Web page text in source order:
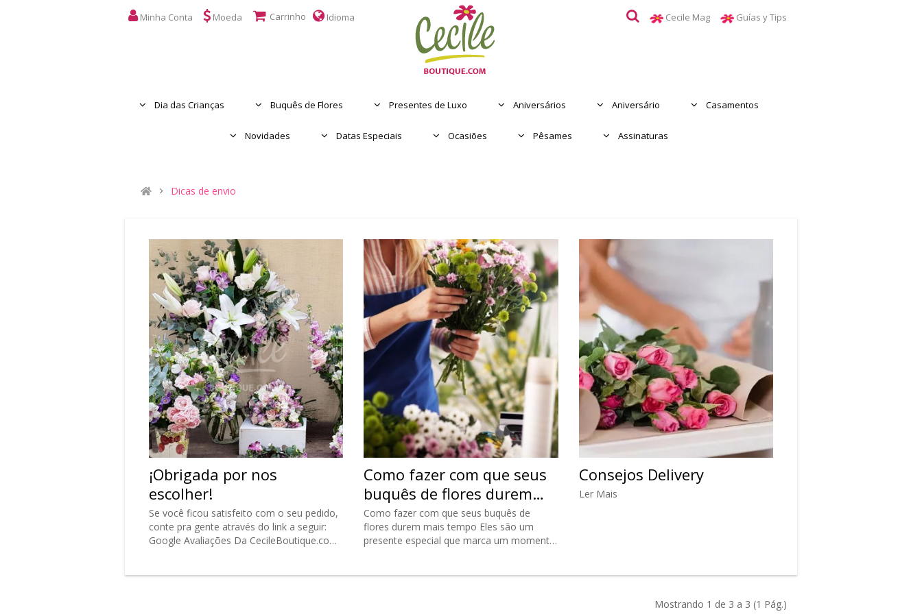
Minha Conta Moeda Carrinho Idioma Cecile Mag Guías y Tips
Dia das Crianças Buquês de Flores Presentes de Luxo Aniversários Aniversário Casamentos
Novidades Datas Especiais Ocasiões Pêsames Assinaturas
Dicas de envio
¡Obrigada por nos
escolher!
Se você ficou satisfeito com o seu pedido,
conte pra gente através do link a seguir:
Google Avaliações Da CecileBoutique.com
Como fazer com que seus
buquês de flores durem
mais tempo
Como fazer com que seus buquês de
flores durem mais tempo Eles são um
presente especial que marca um momento
Consejos Delivery
Ler Mais
Mostrando 1 de 3 a 3 (1 Pág.)